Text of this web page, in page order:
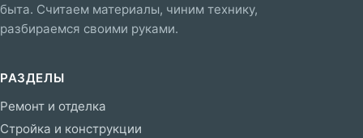
быта. Считаем материалы, чиним технику,
разбираемся своими руками.
РАЗДЕЛЫ
Ремонт и отделка
Стройка и конструкции